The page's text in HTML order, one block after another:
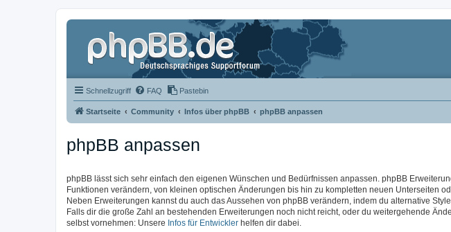
Schnellzugriff FAQ Pastebin
Startseite Community Infos über phpBB phpBB anpassen
phpBB anpassen
phpBB lässt sich sehr einfach den eigenen Wünschen und Bedürfnissen anpassen. phpBB
Funktionen verändern, von kleinen optischen Änderungen bis hin zu kompletten neuen Unterseiten
Neben Erweiterungen kannst du auch das Aussehen von phpBB verändern, indem du alternative
Falls dir die große Zahl an bestehenden Erweiterungen noch nicht reicht, oder du weitergehende
selbst vornehmen: Unsere Infos für Entwickler helfen dir dabei.